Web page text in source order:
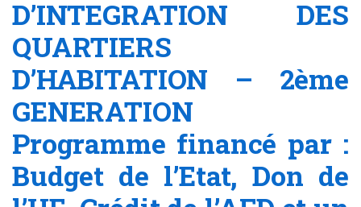
D’INTEGRATION DES
QUARTIERS
D’HABITATION – 2ème
GENERATION
Programme financé par :
Budget de l’Etat, Don de